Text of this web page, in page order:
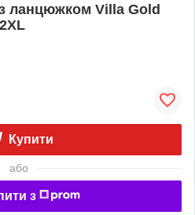
ланцюжком Villa Gold
Купити
або
з